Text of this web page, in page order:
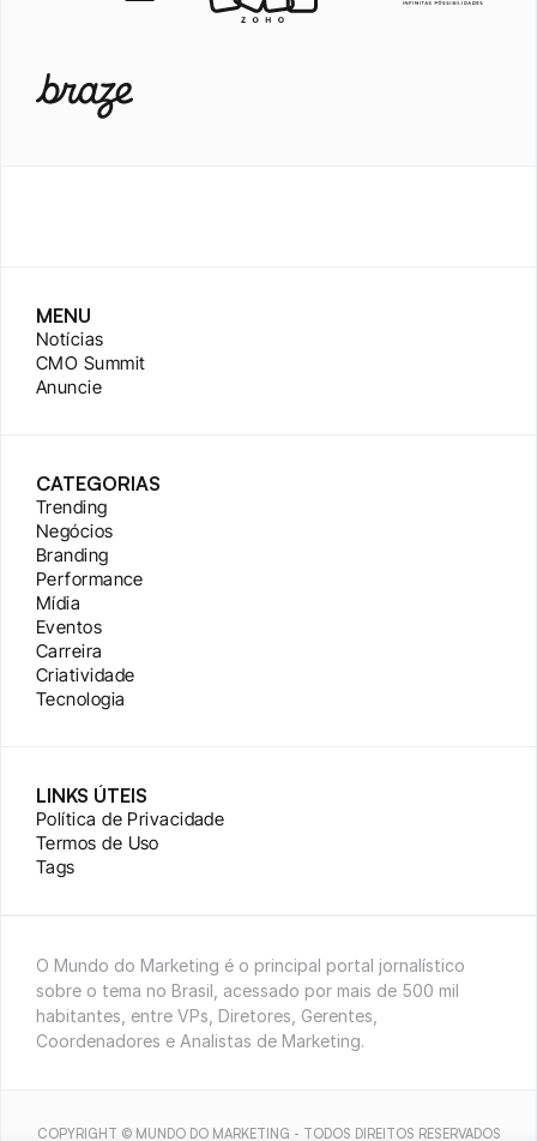
MENU
Notícias
CMO Summit
Anuncie
CATEGORIAS
Trending
Negócios
Branding
Performance
Mídia
Eventos
Carreira
Criatividade
Tecnologia
LINKS ÚTEIS
Política de Privacidade
Termos de Uso
Tags
O Mundo do Marketing é o principal portal jornalístico
sobre o tema no Brasil, acessado por mais de 500 mil
habitantes, entre VPs, Diretores, Gerentes,
Coordenadores e Analistas de Marketing.
COPYRIGHT © MUNDO DO MARKETING - TODOS DIREITOS RESERVADOS